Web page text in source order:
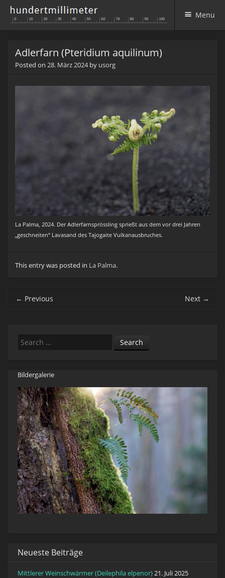
Menu
Adlerfarn (Pteridium aquilinum)
Posted on 28. März 2024by usorg
La Palma, 2024. Der Adlerfarnsprössling sprießt aus dem vor drei Jahren
„geschneiten“ Lavasand des Tajogaite Vulkanausbruches.
This entry was posted in La Palma.
Post navigation
← Previous Next →
Search
Bildergalerie
Neueste Beiträge
Mittlerer Weinschwärmer (Deilephila elpenor)21. Juli 2025